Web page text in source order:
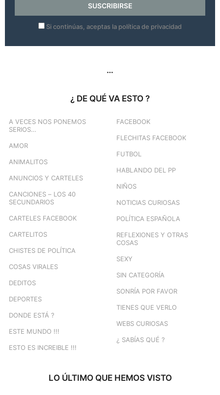
Si continúas, aceptas la política de privacidad
…
¿ DE QUÉ VA ESTO ?
A VECES NOS PONEMOS
SERIOS…
AMOR
ANIMALITOS
ANUNCIOS Y CARTELES
CANCIONES – LOS 40
SECUNDARIOS
CARTELES FACEBOOK
CARTELITOS
CHISTES DE POLÍTICA
COSAS VIRALES
DEDITOS
DEPORTES
DONDE ESTÁ ?
ESTE MUNDO !!!
ESTO ES INCREIBLE !!!
FACEBOOK
FLECHITAS FACEBOOK
FUTBOL
HABLANDO DEL PP
NIÑOS
NOTICIAS CURIOSAS
POLÍTICA ESPAÑOLA
REFLEXIONES Y OTRAS
COSAS
SEXY
SIN CATEGORÍA
SONRÍA POR FAVOR
TIENES QUE VERLO
WEBS CURIOSAS
¿ SABÍAS QUÉ ?
LO ÚLTIMO QUE HEMOS VISTO